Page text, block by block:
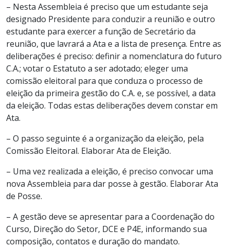
– Nesta Assembleia é preciso que um estudante seja
designado Presidente para conduzir a reunião e outro
estudante para exercer a função de Secretário da
reunião, que lavrará a Ata e a lista de presença. Entre as
deliberações é preciso: definir a nomenclatura do futuro
C.A.; votar o Estatuto a ser adotado; eleger uma
comissão eleitoral para que conduza o processo de
eleição da primeira gestão do C.A. e, se possível, a data
da eleição. Todas estas deliberações devem constar em
Ata.
– O passo seguinte é a organização da eleição, pela
Comissão Eleitoral. Elaborar Ata de Eleição.
– Uma vez realizada a eleição, é preciso convocar uma
nova Assembleia para dar posse à gestão. Elaborar Ata
de Posse.
– A gestão deve se apresentar para a Coordenação do
Curso, Direção do Setor, DCE e P4E, informando sua
composição, contatos e duração do mandato.